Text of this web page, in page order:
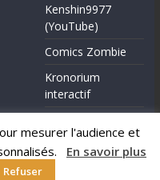
mesurer l'audience et
En savoir plus
Refuser
Kenshin9977
(YouTube)
Comics Zombie
Kronorium
interactif